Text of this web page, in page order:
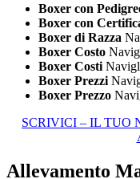
Boxer con
Boxer con
Boxer di Razza
Boxer Costo
Boxer Costi
Boxer Prezzi
Boxer Prezzo
SCRIVICI – IL TUO
Allevamento